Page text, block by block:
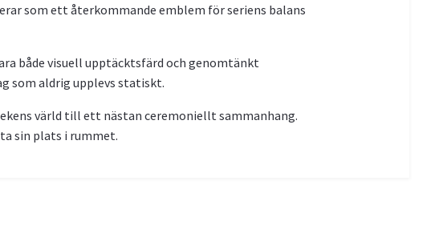
som ett återkommande emblem för seriens balans
både visuell upptäcktsfärd och genomtänkt
som aldrig upplevs statiskt.
värld till ett nästan ceremoniellt sammanhang.
sin plats i rummet.